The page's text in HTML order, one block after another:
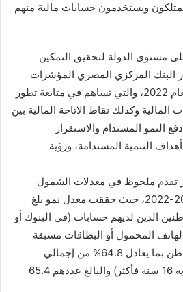
يمتلكون ويستخدمون حسابات مالية منهم
مستوى الدولة لتحقيق التمكين
البنك المركزي المصري المؤشرات
الرئيسية للشمول المالي لعام 2022، والتي تساهم في متابعة تطور
وكذلك نقاط الاتاحة المالية بين
النمو المستدام والاستقرار
التنمية المستدامة، ورؤية
تقدم ملحوظ في معدلات الشمول
المالي خلال الفترة من 2016-2022، حيث حققت معدل نمو بلغ
الذين لديهم حسابات (في البنوك أو
المحمول أو البطاقات مسبقة
الدفع) إلى 42.3 مليون مواطن بما يعادل 64.8% من إجمالي
المواطنين (في الفئة العمرية 16 سنة فأكثر) والبالغ عددهم 65.4